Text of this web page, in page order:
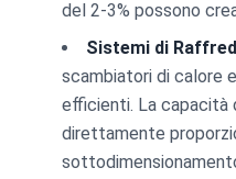
del 2-3% possono
Sistemi di
scambiatori di calore
efficienti. La capacità
direttamente